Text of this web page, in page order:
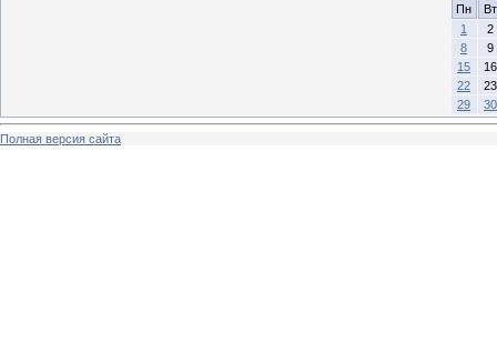
Пн
Вт
1
2
8
9
15
16
22
23
29
30
Полная версия сайта